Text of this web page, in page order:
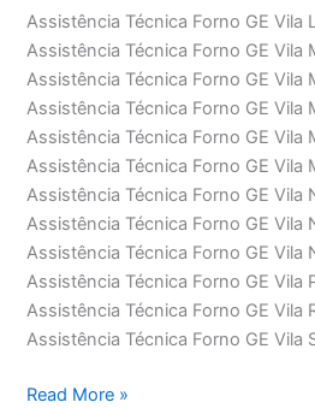
Assistência Técnica Forno GE Vila
Assistência Técnica Forno GE Vila
Assistência Técnica Forno GE Vila
Assistência Técnica Forno GE Vila
Assistência Técnica Forno GE Vila
Assistência Técnica Forno GE Vila
Assistência Técnica Forno GE Vila
Assistência Técnica Forno GE Vila
Assistência Técnica Forno GE Vila
Assistência Técnica Forno GE Vila
Assistência Técnica Forno GE Vila
Assistência Técnica Forno GE Vila
Assistência
Read More »